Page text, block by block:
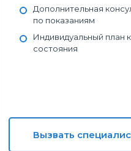
Дополнительная
по показаниям
Индивидуальный план
состояния
Вызвать